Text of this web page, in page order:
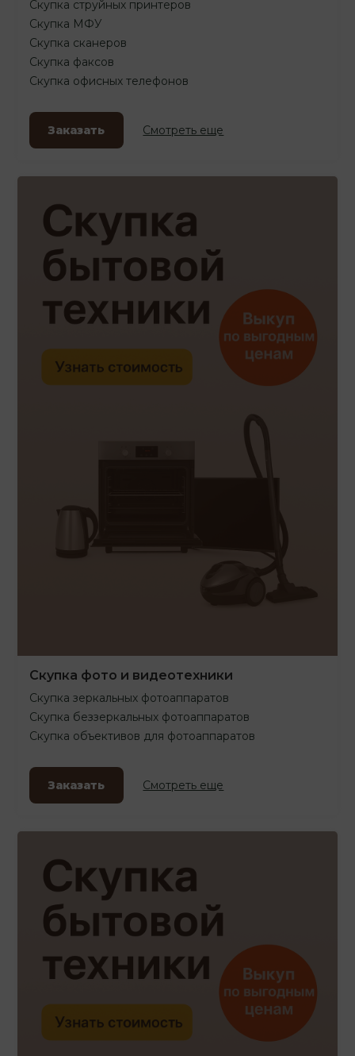
Скупка струйных принтеров
Скупка МФУ
Скупка сканеров
Скупка факсов
Скупка офисных телефонов
Заказать Смотреть еще
Скупка фото и видеотехники
Скупка зеркальных фотоаппаратов
Скупка беззеркальных фотоаппаратов
Скупка объективов для фотоаппаратов
Заказать Смотреть еще